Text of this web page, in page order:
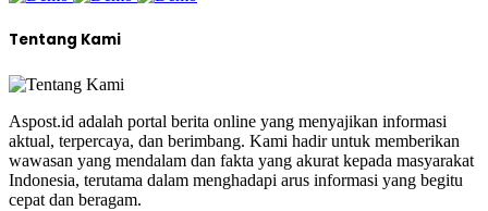
Tentang Kami
Aspost.id adalah portal berita online yang menyajikan informasi
aktual, terpercaya, dan berimbang. Kami hadir untuk memberikan
wawasan yang mendalam dan fakta yang akurat kepada masyarakat
Indonesia, terutama dalam menghadapi arus informasi yang begitu
cepat dan beragam.